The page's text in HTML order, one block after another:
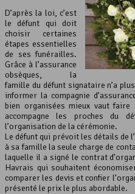
D’après la loi, c’est
le défunt qui doit
choisir certaines
étapes essentielles
de ses funérailles.
Grâce à l’assurance
obsèques, la
famille du défunt signataire n’a
informer la compagnie
bien organisées mieux vaut
accompagne les proches du
l’organisation de la cérémonie.
Le défunt qui prévoit les détails de
à sa famille la seule charge de
laquelle il a signé le contrat
Havrais qui souhaitent
comparer les devis et confier
présenté le prix le plus abordable.